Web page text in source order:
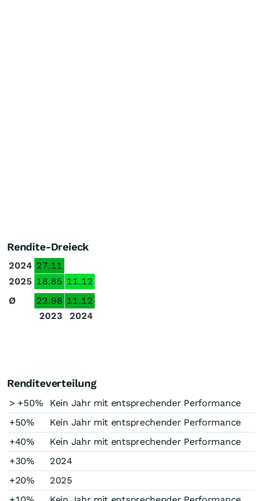
Rendite-Dreieck
2024 27.11
2025 18.85 11.12
Ø
22.98 11.12
2023
2024
Renditeverteilung
> +50%
Kein Jahr mit entsprechender Performance
+50%
Kein Jahr mit entsprechender Performance
+40%
Kein Jahr mit entsprechender Performance
+30%
2024
+20%
2025